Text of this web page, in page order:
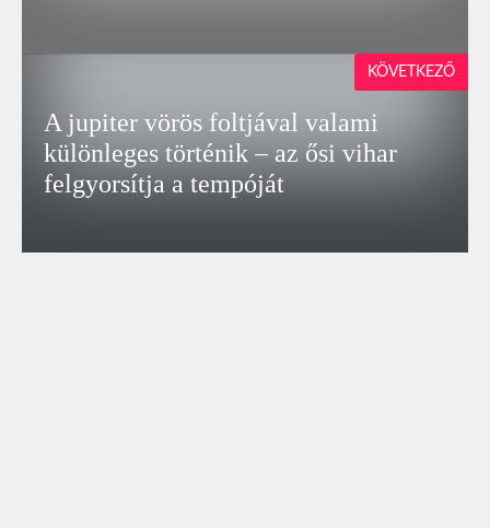
A jupiter vörös foltjával valami
különleges történik – az ősi vihar
felgyorsítja a tempóját
KÖVETKEZŐ